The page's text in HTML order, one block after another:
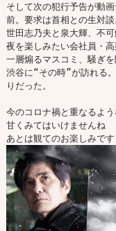
そして次の犯行予告が動
前。要求は首相との生対
世田志乃夫と泉大輝、不
夜を楽しみたい会社員・
一層煽るマスコミ、騒ぎ
渋谷に“その時”が訪れる
りだった。
今のコロナ禍と重なるよ
甘くみてはいけませんね